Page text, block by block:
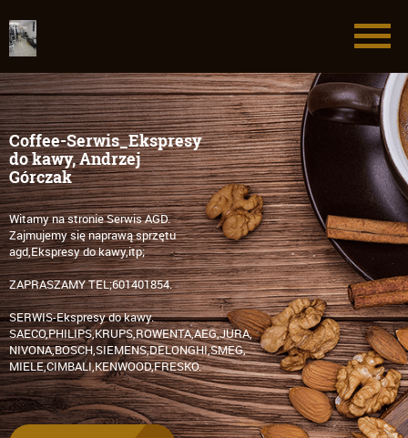
Coffee-Serwis_Ekspresy
do kawy, Andrzej
Górczak
Witamy na stronie Serwis AGD.
Zajmujemy się naprawą sprzętu
agd,Ekspresy do kawy,itp;
ZAPRASZAMY TEL;601401854.
SERWIS-Ekspresy do kawy.
SAECO,PHILIPS,KRUPS,ROWENTA,AEG,JURA,
NIVONA,BOSCH,SIEMENS,DELONGHI,SMEG,
MIELE,CIMBALI,KENWOOD,FRESKO.